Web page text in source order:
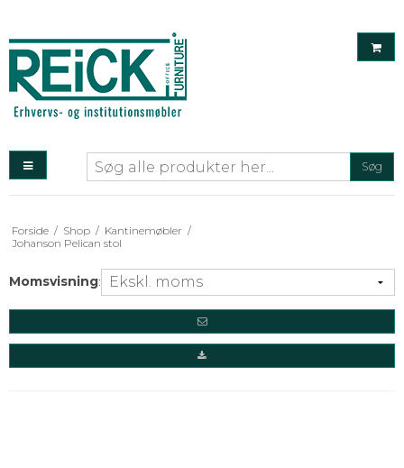
Søg
Forside / Shop / Kantinemøbler /
Johanson Pelican stol
Momsvisning: